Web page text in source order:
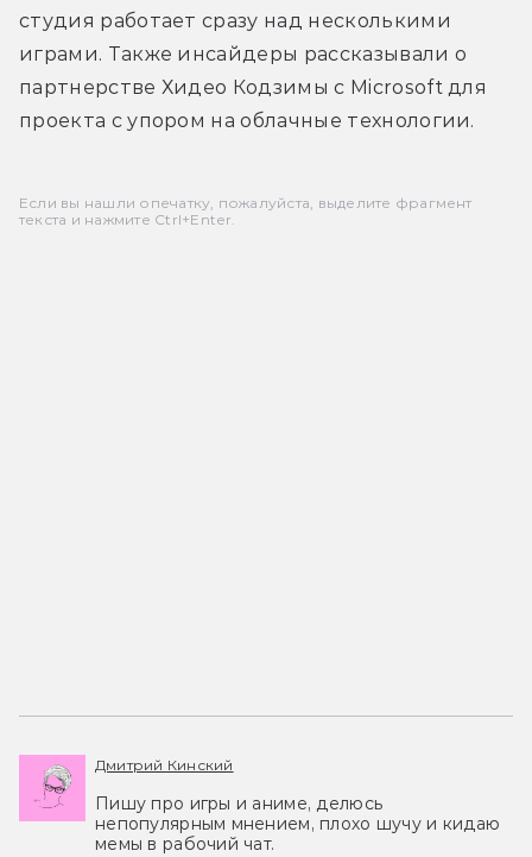
студия работает сразу над несколькими
играми. Также инсайдеры рассказывали о
партнерстве Хидео Кодзимы с Microsoft для
проекта с упором на облачные технологии.
Если вы нашли опечатку, пожалуйста, выделите фрагмент
текста и нажмите Ctrl+Enter.
Дмитрий Кинский
Пишу про игры и аниме, делюсь
непопулярным мнением, плохо шучу и кидаю
мемы в рабочий чат.